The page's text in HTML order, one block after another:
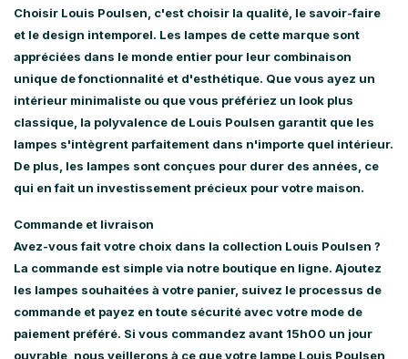
Choisir Louis Poulsen, c'est choisir la qualité, le savoir-faire
et le design intemporel. Les lampes de cette marque sont
appréciées dans le monde entier pour leur combinaison
unique de fonctionnalité et d'esthétique. Que vous ayez un
intérieur minimaliste ou que vous préfériez un look plus
classique, la polyvalence de Louis Poulsen garantit que les
lampes s'intègrent parfaitement dans n'importe quel intérieur.
De plus, les lampes sont conçues pour durer des années, ce
qui en fait un investissement précieux pour votre maison.
Commande et livraison
Avez-vous fait votre choix dans la collection Louis Poulsen ?
La commande est simple via notre boutique en ligne. Ajoutez
les lampes souhaitées à votre panier, suivez le processus de
commande et payez en toute sécurité avec votre mode de
paiement préféré. Si vous commandez avant 15h00 un jour
ouvrable, nous veillerons à ce que votre lampe Louis Poulsen